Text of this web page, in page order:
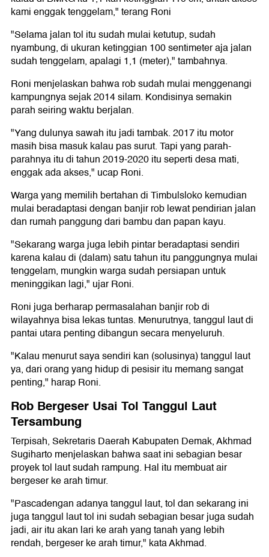
kami enggak tenggelam," terang Roni
"Selama jalan tol itu sudah mulai ketutup, sudah
nyambung, di ukuran ketinggian 100 sentimeter aja jalan
sudah tenggelam, apalagi 1,1 (meter)," tambahnya.
Roni menjelaskan bahwa rob sudah mulai menggenangi
kampungnya sejak 2014 silam. Kondisinya semakin
parah seiring waktu berjalan.
"Yang dulunya sawah itu jadi tambak. 2017 itu motor
masih bisa masuk kalau pas surut. Tapi yang parah-
parahnya itu di tahun 2019-2020 itu seperti desa mati,
enggak ada akses," ucap Roni.
Warga yang memilih bertahan di Timbulsloko kemudian
mulai beradaptasi dengan banjir rob lewat pendirian jalan
dan rumah panggung dari bambu dan papan kayu.
"Sekarang warga juga lebih pintar beradaptasi sendiri
karena kalau di (dalam) satu tahun itu panggungnya mulai
tenggelam, mungkin warga sudah persiapan untuk
meninggikan lagi," ujar Roni.
Roni juga berharap permasalahan banjir rob di
wilayahnya bisa lekas tuntas. Menurutnya, tanggul laut di
pantai utara penting dibangun secara menyeluruh.
"Kalau menurut saya sendiri kan (solusinya) tanggul laut
ya, dari orang yang hidup di pesisir itu memang sangat
penting," harap Roni.
Rob Bergeser Usai Tol Tanggul Laut
Tersambung
Terpisah, Sekretaris Daerah Kabupaten Demak, Akhmad
Sugiharto menjelaskan bahwa saat ini sebagian besar
proyek tol laut sudah rampung. Hal itu membuat air
bergeser ke arah timur.
"Pascadengan adanya tanggul laut, tol dan sekarang ini
juga tanggul laut tol ini sudah sebagian besar juga sudah
jadi, air itu akan lari ke arah yang tanah yang lebih
rendah, bergeser ke arah timur," kata Akhmad.